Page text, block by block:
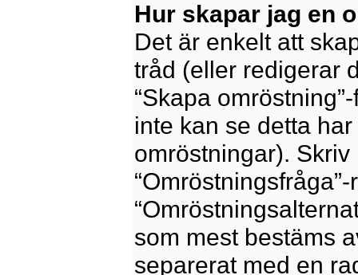
Hur skapar jag en
Det är enkelt att
tråd (eller redigerar
“Skapa
inte kan se detta
omröstningar).
som mest bestäms
separerat med en